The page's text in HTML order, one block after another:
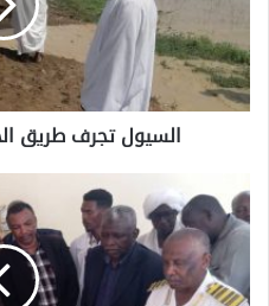
السيول تجرف طريق